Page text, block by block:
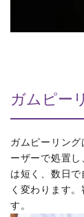
ガムピー
ガムピーリン
ーザーで処置
は短く、数日
く変わります
す。